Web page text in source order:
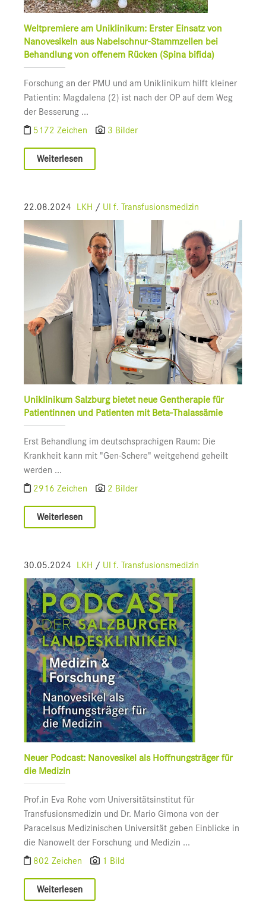
Weltpremiere am Uniklinikum: Erster Einsatz von
Nanovesikeln aus Nabelschnur-Stammzellen bei
Behandlung von offenem Rücken (Spina bifida)
Forschung an der PMU und am Uniklinikum hilft kleiner
Patientin: Magdalena (2) ist nach der OP auf dem Weg
der Besserung ...
5172 Zeichen
3 Bilder
Weiterlesen
22.08.2024 LKH / UI f. Transfusionsmedizin
Uniklinikum Salzburg bietet neue Gentherapie für
Patientinnen und Patienten mit Beta-Thalassämie
Erst Behandlung im deutschsprachigen Raum: Die
Krankheit kann mit "Gen-Schere" weitgehend geheilt
werden ...
2916 Zeichen
2 Bilder
Weiterlesen
30.05.2024 LKH / UI f. Transfusionsmedizin
Neuer Podcast: Nanovesikel als Hoffnungsträger für
die Medizin
Prof.in Eva Rohe vom Universitätsinstitut für
Transfusionsmedizin und Dr. Mario Gimona von der
Paracelsus Medizinischen Universität geben Einblicke in
die Nanowelt der Forschung und Medizin ...
802 Zeichen
1 Bild
Weiterlesen